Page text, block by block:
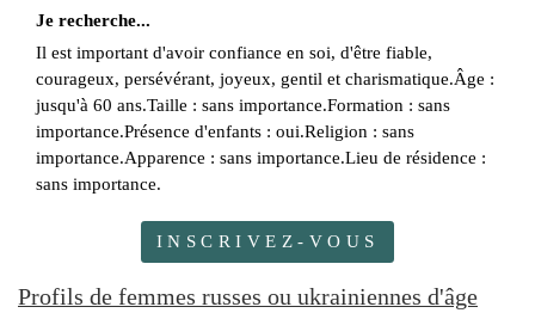
Je recherche...
Il est important d'avoir confiance en soi, d'être fiable,
courageux, persévérant, joyeux, gentil et charismatique.Âge :
jusqu'à 60 ans.Taille : sans importance.Formation : sans
importance.Présence d'enfants : oui.Religion : sans
importance.Apparence : sans importance.Lieu de résidence :
sans importance.
INSCRIVEZ-VOUS
Profils de femmes russes ou ukrainiennes d'âge